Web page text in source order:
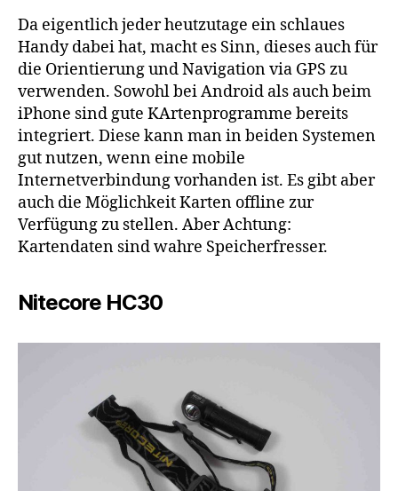
Da eigentlich jeder heutzutage ein schlaues
Handy dabei hat, macht es Sinn, dieses auch für
die Orientierung und Navigation via GPS zu
verwenden. Sowohl bei Android als auch beim
iPhone sind gute KArtenprogramme bereits
integriert. Diese kann man in beiden Systemen
gut nutzen, wenn eine mobile
Internetverbindung vorhanden ist. Es gibt aber
auch die Möglichkeit Karten offline zur
Verfügung zu stellen. Aber Achtung:
Kartendaten sind wahre Speicherfresser.
Nitecore HC30